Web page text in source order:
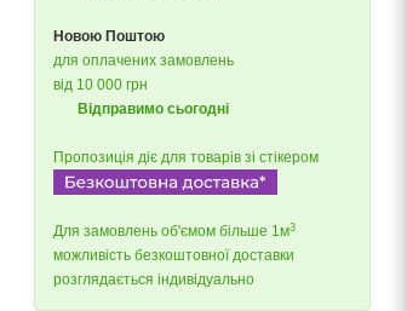
Новою Поштою
для оплачених замовлень
від 10 000 грн
Відправимо сьогодні
Пропозиція діє для товарів зі стікером
Для замовлень об'ємом більше 1м3
можливість безкоштовної доставки
розглядається індивідуально